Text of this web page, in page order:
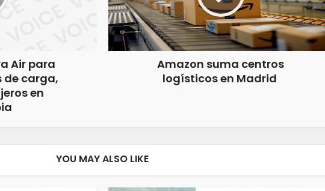
Air para
de carga,
en
Amazon suma centros
logísticos en Madrid
YOU MAY ALSO LIKE